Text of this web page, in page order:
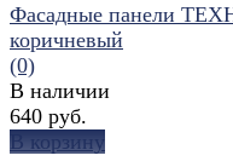
Фасадные панели
коричневый
(0)
В наличии
640 руб.
В корзину